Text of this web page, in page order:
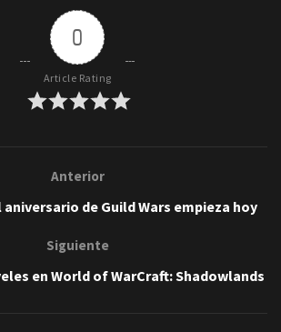
0
Article Rating
Anterior
de Guild Wars empieza hoy
Siguiente
en World of WarCraft: Shadowlands